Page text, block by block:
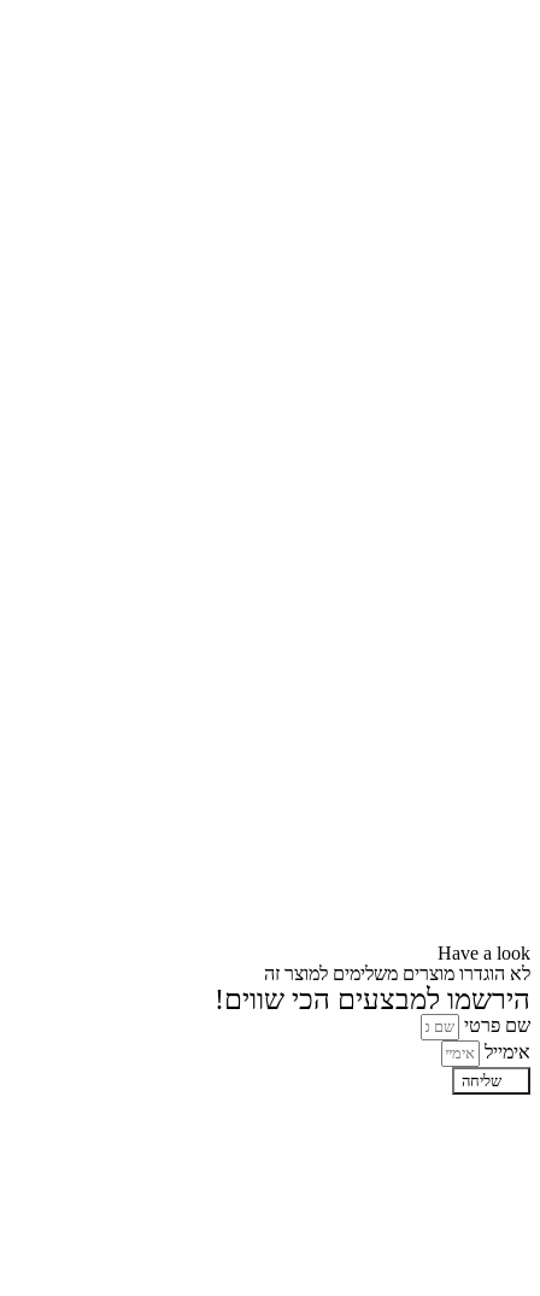
Have a look
לא הוגדרו מוצרים משלימים למוצר זה
הירשמו למבצעים הכי שווים!
שם פרטי
אימייל
שליחה